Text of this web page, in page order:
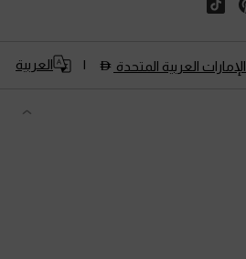
الإمارات العربية المتحدة العربية